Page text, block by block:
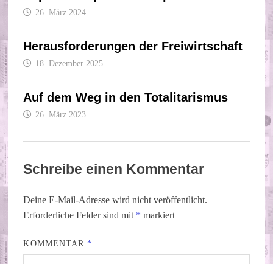
26. März 2024
Herausforderungen der Freiwirtschaft
18. Dezember 2025
Auf dem Weg in den Totalitarismus
26. März 2023
Schreibe einen Kommentar
Deine E-Mail-Adresse wird nicht veröffentlicht.
Erforderliche Felder sind mit * markiert
KOMMENTAR *